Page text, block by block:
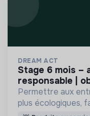
DREAM ACT
stage 6 mois – acheteur.se & sourcing
responsable |
Permettre aux
plus écologiques,